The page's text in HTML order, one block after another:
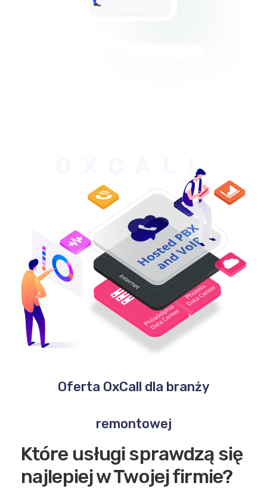
OXCALL
Oferta OxCall dla branży
remontowej
Które usługi sprawdzą się
najlepiej w Twojej firmie?